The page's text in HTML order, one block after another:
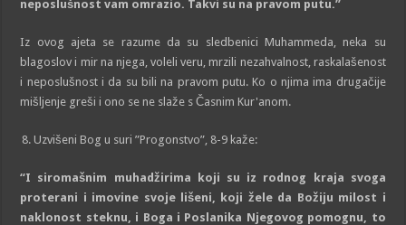
neposlušnost vam omrazio. Takvi su na pravom putu.”
Iz ovog ajeta se razume da su sledbenici Muhammeda, neka su
blagoslov i mir na njega, voleli veru, mrzili nezahvalnost, raskalašenost
i neposlušnost i da su bili na pravom putu. Ko o njima ima drugačije
mišljenje greši i ono se ne slaže s Časnim Kur'anom.
Uzvišeni Bog u suri ”Progonstvo”, 8-9 kaže:
“I siromašnim muhadžirima koji su iz rodnog kraja svoga
proterani i imovine svoje lišeni, koji žele da Božiju milost i
naklonost steknu, i Boga i Poslanika Njegovog pomognu, to